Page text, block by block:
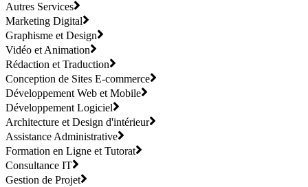
Autres Services
Marketing Digital
Graphisme et Design
Vidéo et Animation
Rédaction et Traduction
Conception de Sites E-commerce
Développement Web et Mobile
Développement Logiciel
Architecture et Design d'intérieur
Assistance Administrative
Formation en Ligne et Tutorat
Consultance IT
Gestion de Projet